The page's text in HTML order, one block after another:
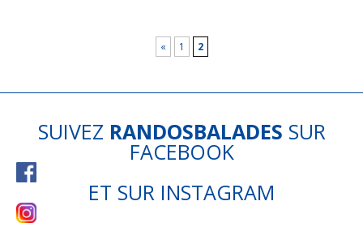
« 1 2
SUIVEZ RANDOSBALADES SUR
FACEBOOK
ET SUR INSTAGRAM